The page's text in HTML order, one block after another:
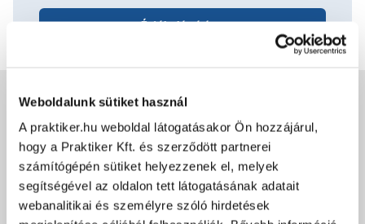
Weboldalunk sütiket használ
A praktiker.hu weboldal látogatásakor Ön hozzájárul,
hogy a Praktiker Kft. és szerződött partnerei
számítógépén sütiket helyezzenek el, melyek
segítségével az oldalon tett látogatásának adatait
webanalitikai és személyre szóló hirdetések
Értékelés írása
Jótállás, szavatosság
Csomagolási és súly információk
Dokumentumok, felelős személy